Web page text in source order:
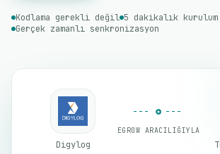
Kodlama gerekli değil 5 dakikalık kurulum
Gerçek zamanlı senkronizasyon
Digylog
EGROW ARACILIĞIYLA